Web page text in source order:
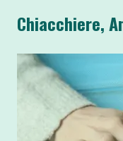
Chiacchiere,